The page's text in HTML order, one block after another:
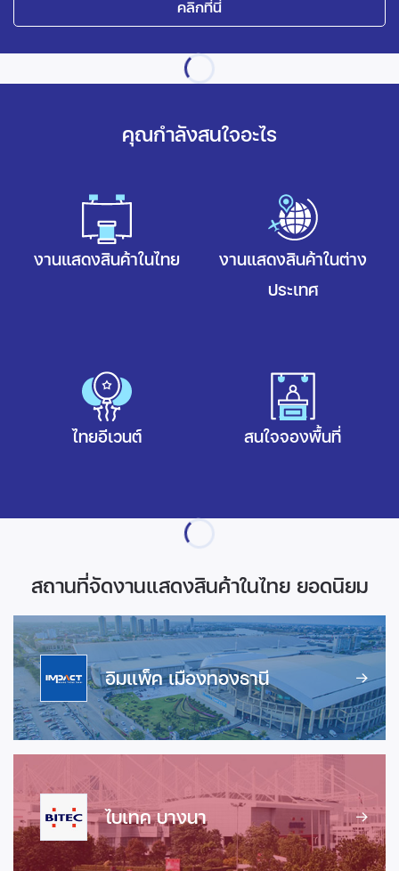
คลิกที่นี่
คุณกำลังสนใจอะไร
งานแสดงสินค้าในไทย
งานแสดงสินค้าในต่าง
ประเทศ
ไทยอีเวนต์ สนใจจองพื้นที่
สถานที่จัดงานแสดงสินค้าในไทย ยอดนิยม
อิมแพ็ค เมืองทองธานี
ไบเทค บางนา